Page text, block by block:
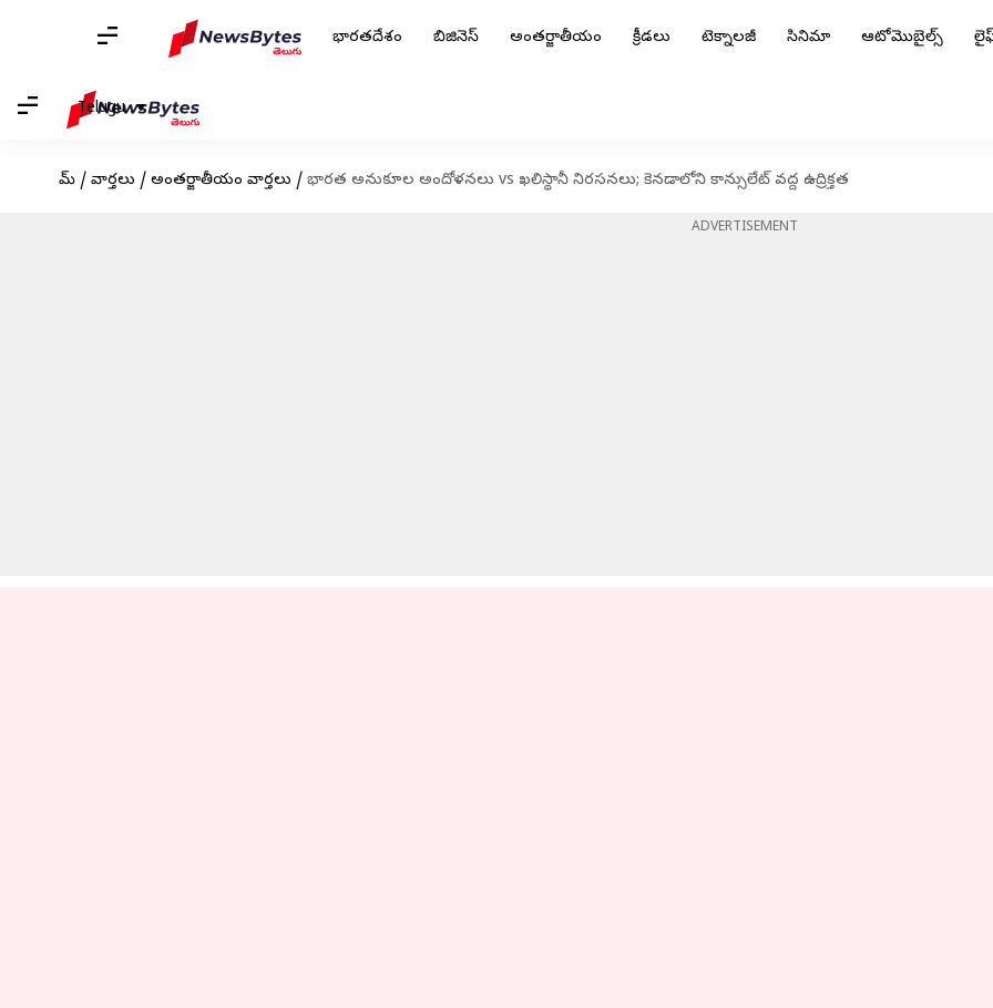
భారతదేశం బిజినెస్ అంతర్జాతీయం క్రీడలు టెక్నాలజీ సినిమా ఆటోమొబైల్స్
Telugu
హోమ్ / వార్తలు / అంతర్జాతీయం వార్తలు / భారత అనుకూల అందోళనలు vs ఖలిస్థానీ నిరసనలు; కెనడాలోని కాన్సులేట్ వద్ద ఉద్రిక్తత
ADVERTISEMENT